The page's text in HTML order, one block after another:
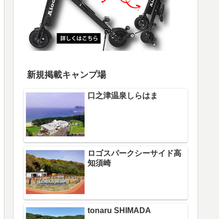
新規掲載キャンプ場
口之津温泉しらはま
ロゴスパークシーサイド高
知須崎
tonaru SHIMADA